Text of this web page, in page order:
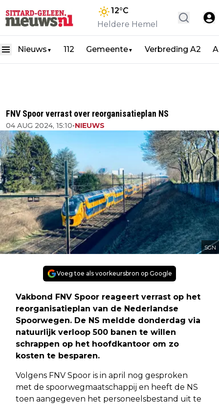
12°C
Heldere Hemel
Nieuws ▼ 112 Gemeente▼ Verbreding A2
FNV Spoor verrast over reorganisatieplan NS
04 AUG 2024, 15:10•NIEUWS
SGN
Voeg toe als voorkeursbron op Google
Vakbond FNV Spoor reageert verrast op het
reorganisatieplan van de Nederlandse
Spoorwegen. De NS meldde donderdag via
natuurlijk verloop 500 banen te willen
schrappen op het hoofdkantoor om zo
kosten te besparen.
Volgens FNV Spoor is in april nog gesproken
met de spoorwegmaatschappij en heeft de NS
toen aangegeven het personeelsbestand uit te